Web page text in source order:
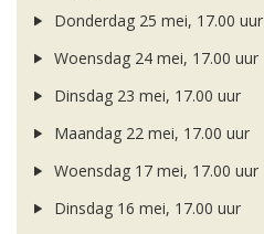
Donderdag 25 mei, 17.00 uur
Woensdag 24 mei, 17.00 uur
Dinsdag 23 mei, 17.00 uur
Maandag 22 mei, 17.00 uur
Woensdag 17 mei, 17.00 uur
Dinsdag 16 mei, 17.00 uur